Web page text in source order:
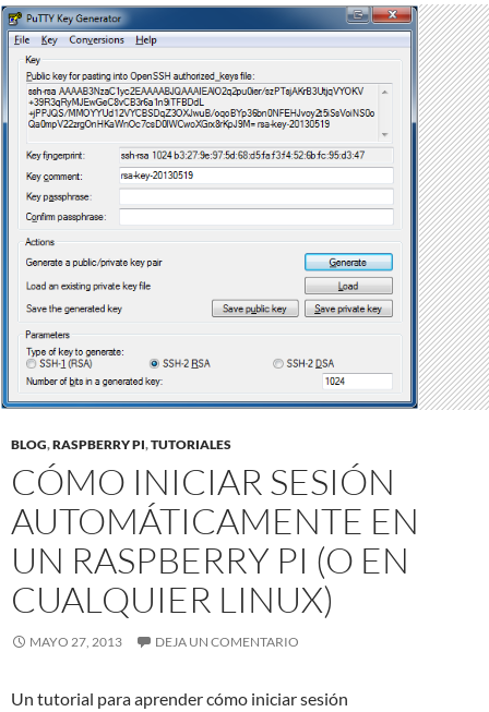
BLOG,RASPBERRY PI,TUTORIALES
CÓMO INICIAR SESIÓN
AUTOMÁTICAMENTE EN
UN RASPBERRY PI (O EN
CUALQUIER LINUX)
MAYO 27, 2013 DEJA UN COMENTARIO
Un tutorial para aprender cómo iniciar sesión